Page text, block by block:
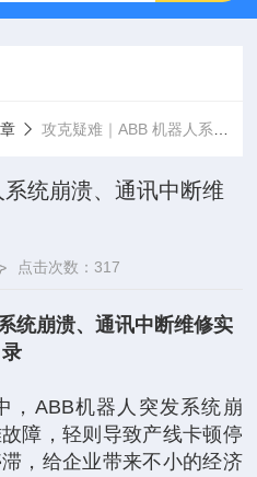
攻克疑难｜ABB 机器人系统崩溃、通讯中断维修实录
统崩溃、通讯中断维
点击次数：317
统崩溃、通讯中断维修实
录
，ABB机器人突发系统崩
障，轻则导致产线卡顿停
，给企业带来不小的经济